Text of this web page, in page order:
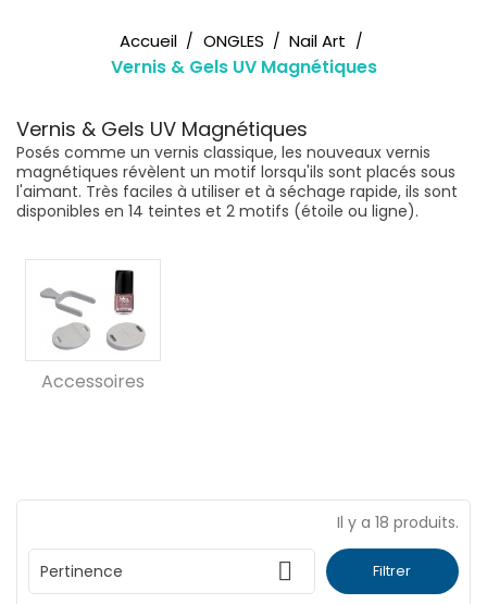
Accueil ONGLES Nail Art
Vernis & Gels UV Magnétiques
Vernis & Gels UV Magnétiques
Posés comme un vernis classique, les nouveaux vernis
magnétiques révèlent un motif lorsqu'ils sont placés sous
l'aimant. Très faciles à utiliser et à séchage rapide, ils sont
disponibles en 14 teintes et 2 motifs (étoile ou ligne).
Accessoires
Il y a 18 produits.
Pertinence  Filtrer